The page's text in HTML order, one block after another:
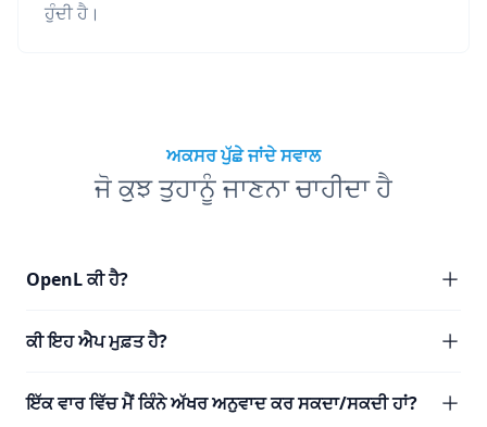
ਹੁੰਦੀ ਹੈ।
ਅਕਸਰ ਪੁੱਛੇ ਜਾਂਦੇ ਸਵਾਲ
ਜੋ ਕੁਝ ਤੁਹਾਨੂੰ ਜਾਣਨਾ ਚਾਹੀਦਾ ਹੈ
OpenL ਕੀ ਹੈ?
ਕੀ ਇਹ ਐਪ ਮੁਫ਼ਤ ਹੈ?
ਇੱਕ ਵਾਰ ਵਿੱਚ ਮੈਂ ਕਿੰਨੇ ਅੱਖਰ ਅਨੁਵਾਦ ਕਰ ਸਕਦਾ/ਸਕਦੀ ਹਾਂ?